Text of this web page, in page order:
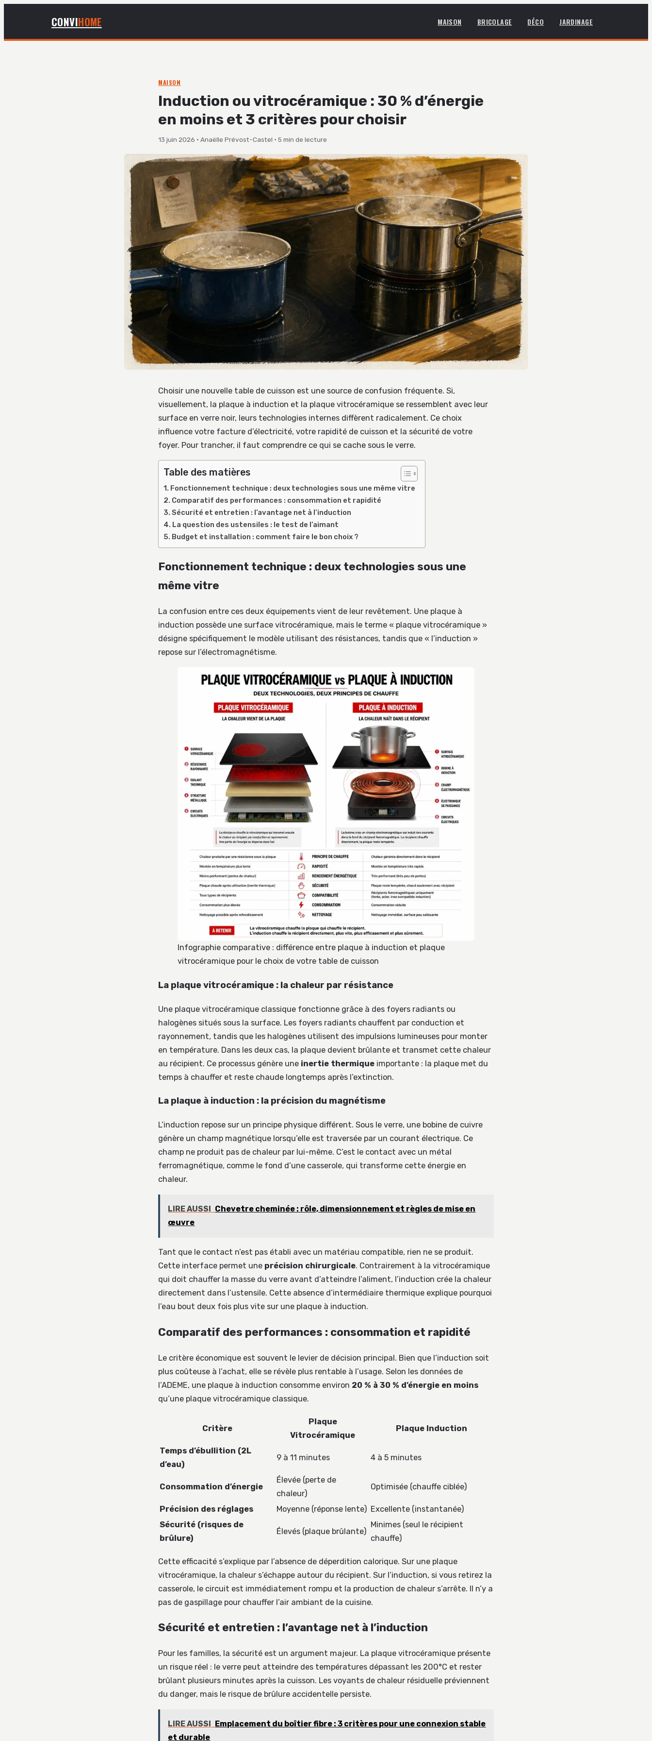
CONVIHOME MAISON BRICOLAGE DÉCO JARDINAGE
MAISON
Induction ou vitrocéramique : 30 % d’énergie
en moins et 3 critères pour choisir
13 juin 2026 · Anaëlle Prévost-Castel · 5 min de lecture
Choisir une nouvelle table de cuisson est une source de confusion fréquente. Si,
visuellement, la plaque à induction et la plaque vitrocéramique se ressemblent avec leur
surface en verre noir, leurs technologies internes diffèrent radicalement. Ce choix
influence votre facture d’électricité, votre rapidité de cuisson et la sécurité de votre
foyer. Pour trancher, il faut comprendre ce qui se cache sous le verre.
Table des matières
Fonctionnement technique : deux technologies sous une même vitre
Comparatif des performances : consommation et rapidité
Sécurité et entretien : l’avantage net à l’induction
La question des ustensiles : le test de l’aimant
Budget et installation : comment faire le bon choix ?
Fonctionnement technique : deux technologies sous une
même vitre
La confusion entre ces deux équipements vient de leur revêtement. Une plaque à
induction possède une surface vitrocéramique, mais le terme « plaque vitrocéramique »
désigne spécifiquement le modèle utilisant des résistances, tandis que « l’induction »
repose sur l’électromagnétisme.
Infographie comparative : différence entre plaque à induction et plaque
vitrocéramique pour le choix de votre table de cuisson
La plaque vitrocéramique : la chaleur par résistance
Une plaque vitrocéramique classique fonctionne grâce à des foyers radiants ou
halogènes situés sous la surface. Les foyers radiants chauffent par conduction et
rayonnement, tandis que les halogènes utilisent des impulsions lumineuses pour monter
en température. Dans les deux cas, la plaque devient brûlante et transmet cette chaleur
au récipient. Ce processus génère une inertie thermique importante : la plaque met du
temps à chauffer et reste chaude longtemps après l’extinction.
La plaque à induction : la précision du magnétisme
L’induction repose sur un principe physique différent. Sous le verre, une bobine de cuivre
génère un champ magnétique lorsqu’elle est traversée par un courant électrique. Ce
champ ne produit pas de chaleur par lui-même. C’est le contact avec un métal
ferromagnétique, comme le fond d’une casserole, qui transforme cette énergie en
chaleur.
LIRE AUSSI
Chevetre cheminée : rôle, dimensionnement et règles de mise en
œuvre
Tant que le contact n’est pas établi avec un matériau compatible, rien ne se produit.
Cette interface permet une précision chirurgicale. Contrairement à la vitrocéramique
qui doit chauffer la masse du verre avant d’atteindre l’aliment, l’induction crée la chaleur
directement dans l’ustensile. Cette absence d’intermédiaire thermique explique pourquoi
l’eau bout deux fois plus vite sur une plaque à induction.
Comparatif des performances : consommation et rapidité
Le critère économique est souvent le levier de décision principal. Bien que l’induction soit
plus coûteuse à l’achat, elle se révèle plus rentable à l’usage. Selon les données de
l’ADEME, une plaque à induction consomme environ 20 % à 30 % d’énergie en moins
qu’une plaque vitrocéramique classique.
Critère
Plaque
Vitrocéramique
Plaque Induction
Temps d’ébullition (2L
d’eau)
9 à 11 minutes 4 à 5 minutes
Consommation d’énergie
Élevée (perte de
chaleur)
Optimisée (chauffe ciblée)
Précision des réglages Moyenne (réponse lente) Excellente (instantanée)
Sécurité (risques de
brûlure)
Élevés (plaque brûlante)
Minimes (seul le récipient
chauffe)
Cette efficacité s’explique par l’absence de déperdition calorique. Sur une plaque
vitrocéramique, la chaleur s’échappe autour du récipient. Sur l’induction, si vous retirez la
casserole, le circuit est immédiatement rompu et la production de chaleur s’arrête. Il n’y a
pas de gaspillage pour chauffer l’air ambiant de la cuisine.
Sécurité et entretien : l’avantage net à l’induction
Pour les familles, la sécurité est un argument majeur. La plaque vitrocéramique présente
un risque réel : le verre peut atteindre des températures dépassant les 200°C et rester
brûlant plusieurs minutes après la cuisson. Les voyants de chaleur résiduelle préviennent
du danger, mais le risque de brûlure accidentelle persiste.
LIRE AUSSI
Emplacement du boîtier fibre : 3 critères pour une connexion stable
et durable